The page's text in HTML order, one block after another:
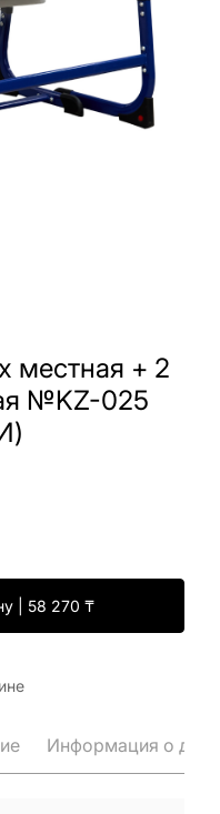
местная + 2
№KZ-025
58 270 ₸
Информация о